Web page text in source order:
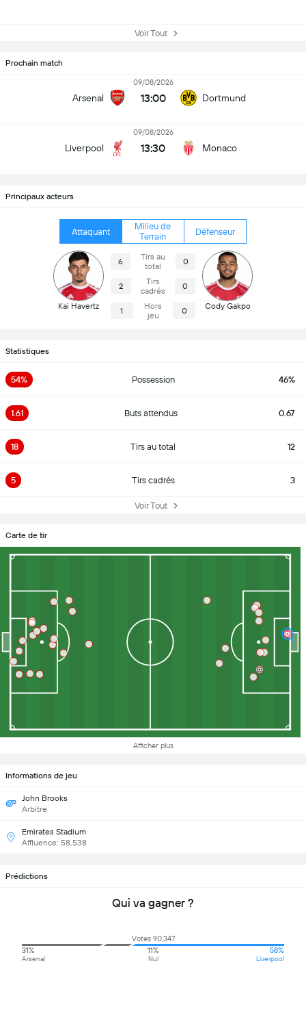
Voir Tout
Prochain match
Arsenal
09/08/2026
13:00 Dortmund
Liverpool
09/08/2026
13:30 Monaco
Principaux acteurs
Attaquant
Milieu de
Terrain
Défenseur
Kai Havertz
6
Tirs au
total
0
2
Tirs
cadrés
0
1
Hors
jeu
0 Cody Gakpo
Statistiques
54% Possession 46%
1.61 Buts attendus 0.67
18 Tirs au total 12
5 Tirs cadrés 3
Voir Tout
Carte de tir
Afficher plus
Informations de jeu
John Brooks
Arbitre
Emirates Stadium
Affluence: 58,538
Prédictions
Qui va gagner ?
Votes 90,347
31%
Arsenal
11%
Nul
58%
Liverpool